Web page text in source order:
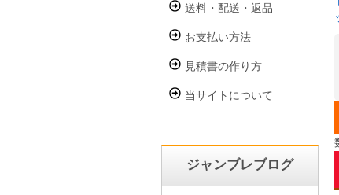
送料・配送・返品
お支払い方法
見積書の作り方
当サイトについて
ジャンブレブログ